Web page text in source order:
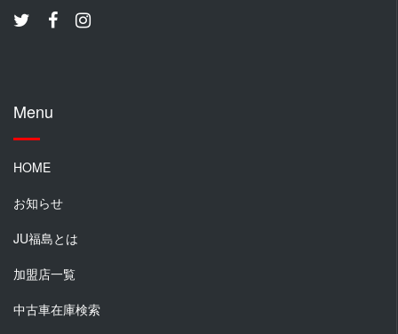
Menu
HOME
お知らせ
JU福島とは
加盟店一覧
中古車在庫検索